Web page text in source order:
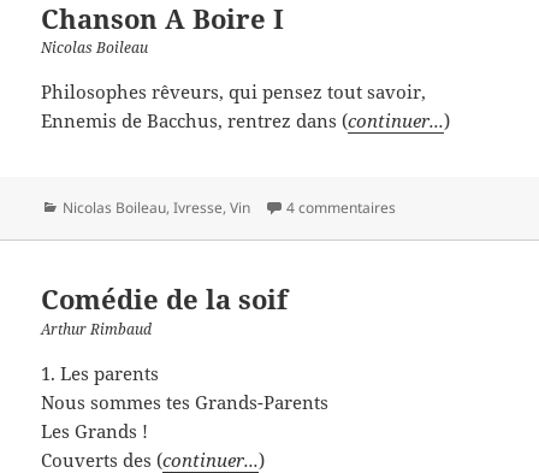
Chanson A Boire I
Nicolas Boileau
Philosophes rêveurs, qui pensez tout savoir,
Ennemis de Bacchus, rentrez dans (continuer...)
Catégories
Nicolas Boileau,Ivresse,Vin 4 commentaires
Comédie de la soif
Arthur Rimbaud
1. Les parents
Nous sommes tes Grands-Parents
Les Grands !
Couverts des (continuer...)